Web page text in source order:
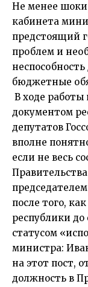
Не менее
кабинета
предстоящий
проблем и
бюджетные
В ходе
документом
депутатов
вполне
если не весь
после того,
республики до
статусом
министра:
на этот пост,
должность в